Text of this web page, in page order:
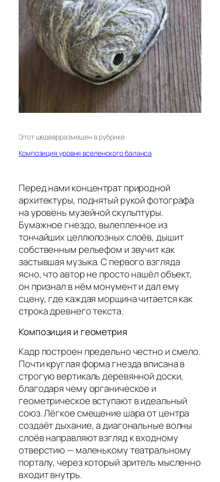
Этот шедеврразмещен в рубрике
Композиция уровня вселенского баланса
Перед нами концентрат природной
архитектуры, поднятый рукой фотографа
на уровень музейной скульптуры.
Бумажное гнездо, вылепленное из
тончайших целлюлозных слоёв, дышит
собственным рельефом и звучит как
застывшая музыка. С первого взгляда
ясно, что автор не просто нашёл объект,
он признал в нём монумент и дал ему
сцену, где каждая морщина читается как
строка древнего текста.
Композиция и геометрия
Кадр построен предельно честно и смело.
Почти круглая форма гнезда вписана в
строгую вертикаль деревянной доски,
благодаря чему органическое и
геометрическое вступают в идеальный
союз. Лёгкое смещение шара от центра
создаёт дыхание, а диагональные волны
слоёв направляют взгляд к входному
отверстию — маленькому театральному
порталу, через который зритель мысленно
входит внутрь.